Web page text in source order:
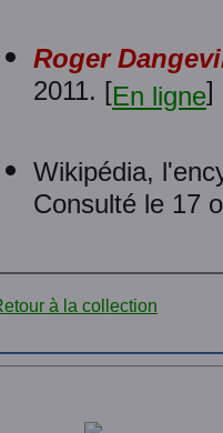
Roger
2011. [En ligne]
Wikipédia,
Consulté le 17